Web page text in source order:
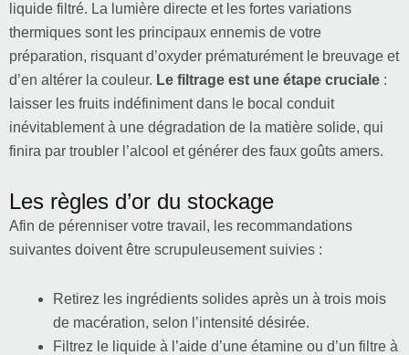
liquide filtré. La lumière directe et les fortes variations
thermiques sont les principaux ennemis de votre
préparation, risquant d’oxyder prématurément le breuvage et
d’en altérer la couleur. Le filtrage est une étape cruciale :
laisser les fruits indéfiniment dans le bocal conduit
inévitablement à une dégradation de la matière solide, qui
finira par troubler l’alcool et générer des faux goûts amers.
Les règles d’or du stockage
Afin de pérenniser votre travail, les recommandations
suivantes doivent être scrupuleusement suivies :
Retirez les ingrédients solides après un à trois mois
de macération, selon l’intensité désirée.
Filtrez le liquide à l’aide d’une étamine ou d’un filtre à